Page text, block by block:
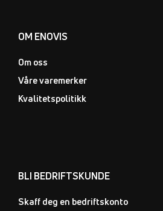
OM ENOVIS
Om oss
Våre varemerker
Kvalitetspolitikk
BLI BEDRIFTSKUNDE
Skaff deg en bedriftskonto